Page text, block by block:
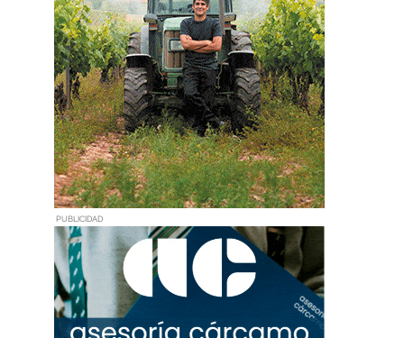
PUBLICIDAD